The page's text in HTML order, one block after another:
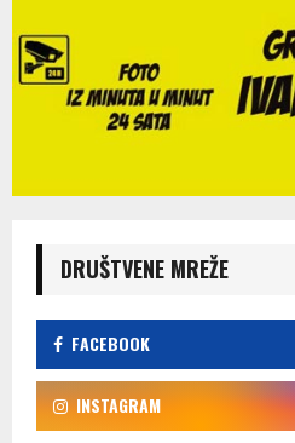
DRUŠTVENE MREŽE
FACEBOOK
INSTAGRAM